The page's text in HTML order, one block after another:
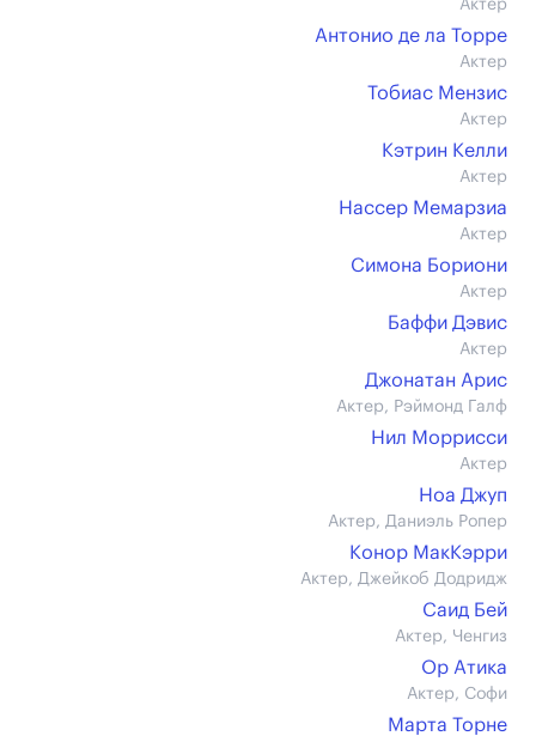
Актер
Антонио де ла Торре
Актер
Тобиас Мензис
Актер
Кэтрин Келли
Актер
Нассер Мемарзиа
Актер
Симона Бориони
Актер
Баффи Дэвис
Актер
Джонатан Арис
Актер, Рэймонд Галф
Нил Моррисси
Актер
Ноа Джуп
Актер, Даниэль Ропер
Конор МакКэрри
Актер, Джейкоб Додридж
Саид Бей
Актер, Ченгиз
Ор Атика
Актер, Софи
Марта Торне